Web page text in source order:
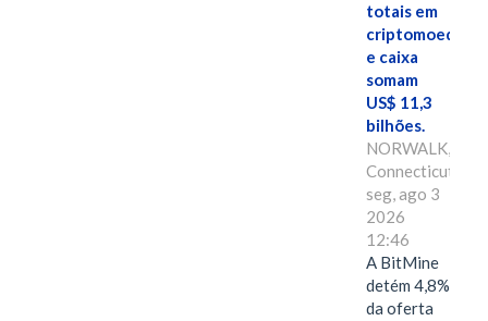
totais em
criptomoedas
e caixa
somam
US$ 11,3
bilhões.
NORWALK,
Connecticut,
seg, ago 3
2026
12:46
A BitMine
detém 4,8%
da oferta